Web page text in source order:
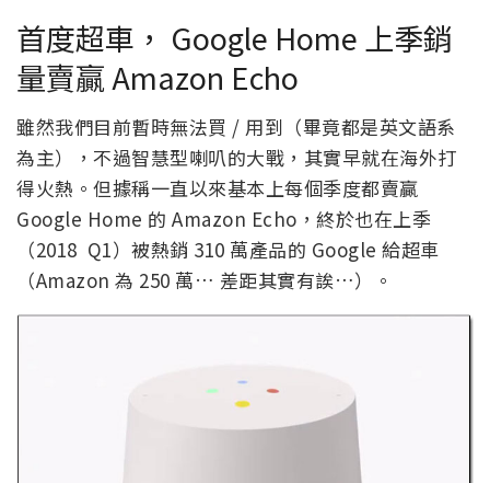
首度超車， Google Home 上季銷
量賣贏 Amazon Echo
雖然我們目前暫時無法買 / 用到（畢竟都是英文語系
為主），不過智慧型喇叭的大戰，其實早就在海外打
得火熱。但據稱一直以來基本上每個季度都賣贏
Google Home 的 Amazon Echo，終於也在上季
（2018 Q1）被熱銷 310 萬產品的 Google 給超車
（Amazon 為 250 萬… 差距其實有誒…）。